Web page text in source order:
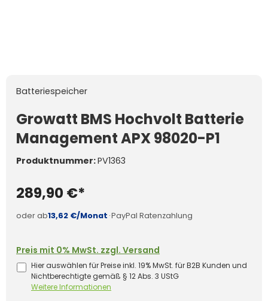
Batteriespeicher
Growatt BMS Hochvolt Batterie
Management APX 98020-P1
Produktnummer:PV1363
289,90 €*
oder ab13,62 €/Monat ·PayPal Ratenzahlung
Preis mit 0% MwSt. zzgl. Versand
Hier auswählen für Preise inkl. 19% MwSt. für B2B Kunden und
Nichtberechtigte gemäß § 12 Abs. 3 UStG
Weitere Informationen